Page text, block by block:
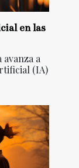
en las
a
(IA)